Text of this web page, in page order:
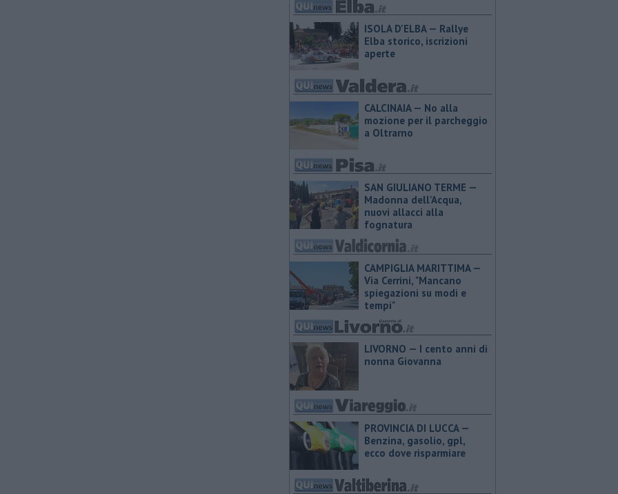
ISOLA D'ELBA — Rallye
Elba storico, iscrizioni
aperte
CALCINAIA — No alla
mozione per il parcheggio
a Oltrarno
SAN GIULIANO TERME —
Madonna dell'Acqua,
nuovi allacci alla
fognatura
CAMPIGLIA MARITTIMA —
Via Cerrini, "Mancano
spiegazioni su modi e
tempi"
LIVORNO — I cento anni di
nonna Giovanna
PROVINCIA DI LUCCA — ​
Benzina, gasolio, gpl,
ecco dove risparmiare